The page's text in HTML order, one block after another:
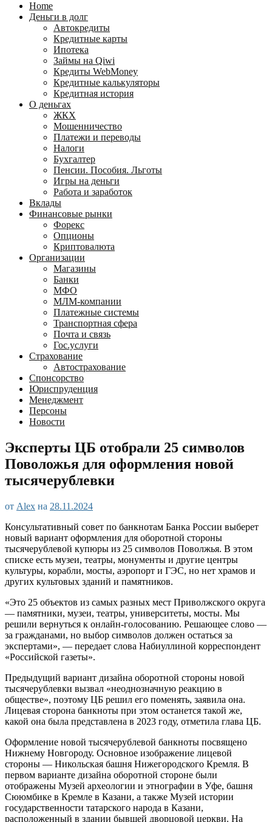
лиц
Home
Деньги в долг
Автокредиты
Кредитные карты
Ипотека
Займы на Qiwi
Кредиты WebMoney
Кредитные калькуляторы
Кредитная история
О деньгах
ЖКХ
Мошенничество
Платежи и переводы
Налоги
Бухгалтер
Пенсии. Пособия. Льготы
Игры на деньги
Работа и заработок
Вклады
Финансовые рынки
Форекс
Опционы
Криптовалюта
Организации
Магазины
Банки
МФО
МЛМ-компании
Платежные системы
Транспортная сфера
Почта и связь
Гос.услуги
Страхование
Автострахование
Спонсорство
Юриспруденция
Менеджмент
Персоны
Новости
Эксперты ЦБ отобрали 25 символов
Поволожья для оформления новой
тысячерублевки
от Alex на 28.11.2024
Консультативный совет по банкнотам Банка России выберет
новый вариант оформления для оборотной стороны
тысячерублевой купюры из 25 символов Поволжья. В этом
списке есть музеи, театры, монументы и другие центры
культуры, корабли, мосты, аэропорт и ГЭС, но нет храмов и
других культовых зданий и памятников.
«Это 25 объектов из самых разных мест Приволжского округа
— памятники, музеи, театры, университеты, мосты. Мы
решили вернуться к онлайн-голосованию. Решающее слово —
за гражданами, но выбор символов должен остаться за
экспертами», — передает слова Набиуллиной корреспондент
«Российской газеты».
Предыдущий вариант дизайна оборотной стороны новой
тысячерублевки вызвал «неоднозначную реакцию в
обществе», поэтому ЦБ решил его поменять, заявила она.
Лицевая сторона банкноты при этом останется такой же,
какой она была представлена в 2023 году, отметила глава ЦБ.
Оформление новой тысячерублевой банкноты посвящено
Нижнему Новгороду. Основное изображение лицевой
стороны — Никольская башня Нижегородского Кремля. В
первом варианте дизайна оборотной стороне были
отображены Музей археологии и этнографии в Уфе, башня
Сююмбике в Кремле в Казани, а также Музей истории
государственности татарского народа в Казани,
расположенный в здании бывшей дворцовой церкви. На